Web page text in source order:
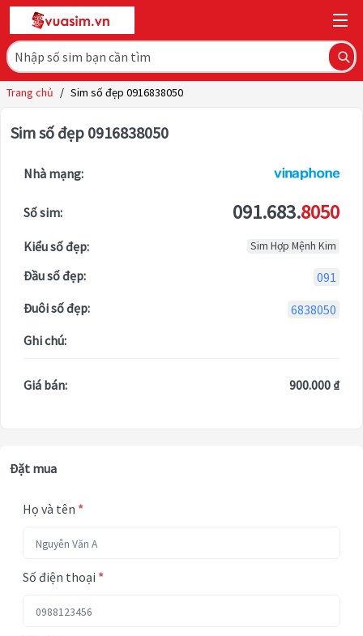
Trang chủ / Sim số đẹp 0916838050
Sim số đẹp 0916838050
Nhà mạng:
Số sim: 091.683.8050
Kiểu số đẹp: Sim Hợp Mệnh Kim
Đầu số đẹp:
091
Đuôi số đẹp:
6838050
Ghi chú:
Giá bán: 900.000 ₫
Đặt mua
Họ và tên *
Số điện thoại *